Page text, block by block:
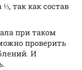
так как состав
при таком
проверить
И